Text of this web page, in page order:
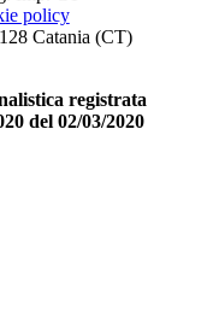
policy
Catania (CT)
registrata
del 02/03/2020